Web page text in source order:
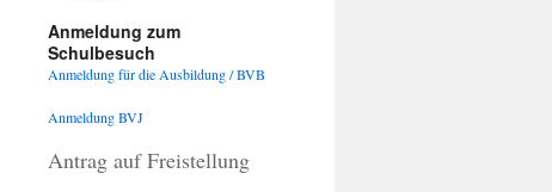
Anmeldung zum
Schulbesuch
Anmeldung für die Ausbildung / BVB
Anmeldung BVJ
Antrag auf Freistellung